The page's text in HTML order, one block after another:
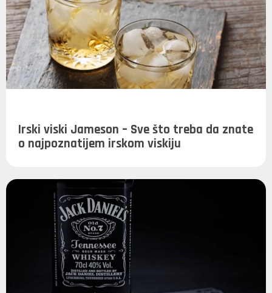
Irski viski Jameson – Sve što treba da znate
o najpoznatijem irskom viskiju